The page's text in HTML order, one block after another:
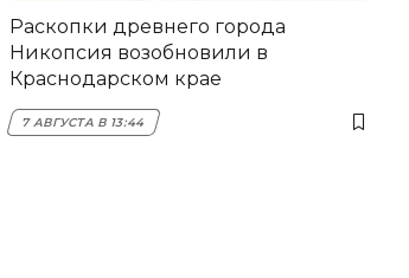
Раскопки древнего города
Никопсия возобновили в
Краснодарском крае
7 АВГУСТА В 13:44